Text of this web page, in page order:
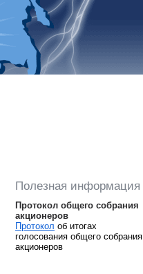
Полезная информация
Протокол общего собрания
акционеров
Протокол об итогах
голосования общего собрания
акционеров